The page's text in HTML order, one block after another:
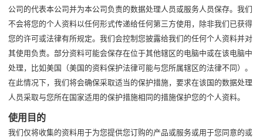
公司的代表本公司并为本公司负责的数据处理人员或服务人员保存。我们
不会将您的个人资料以任何形式传递给任何第三方使用，除非我们已获得
您的许可或法律有所规定。我们会控制您披露给我们的任何个人资料并对
其使用负责。部分资料可能会保存在位于其他辖区的电脑中或在该电脑中
处理，比如美国（美国的资料保护法律可能与您所属辖区的法律不同）。
在此情况下，我们将会确保采取适当的保护措施，要求在该国的数据处理
人员采取与您所在国家适用的保护措施相同的措施保护您的个人资料。
使用目的
我们仅将收集的资料用于为您提供您订购的产品或服务或用于您同意的或